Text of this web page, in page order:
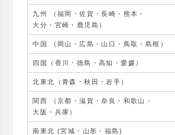
九州 （福岡・佐賀・長崎・熊本・
大分・宮崎・鹿児島）
中国 （岡山・広島・山口・鳥取・島根）
四国（香川・徳島・高知・愛媛）
北東北（青森・秋田・岩手）
関西 （京都・滋賀・奈良・和歌山・
大阪・兵庫）
南東北 (宮城・山形・福島)